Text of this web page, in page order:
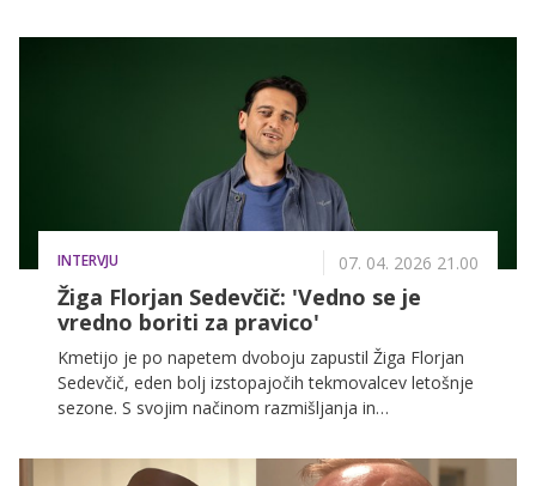
pogovoru je brez dlake na jeziku spregovoril o svojih
oddajo in po njej, občutkih izdaje, pomembnih
odločitvah in želji, da bi se morda nekoč na Kmetijo
INTERVJU 07. 04. 2026 21.00
Žiga Florjan Sedevčič: 'Vedno se je
vredno boriti za pravico'
Kmetijo je po napetem dvoboju zapustil Žiga Florjan
Sedevčič, eden bolj izstopajočih tekmovalcev letošnje
sezone. S svojim načinom razmišljanja in
marsikomu stopil na živce, a za njegovimi besedami